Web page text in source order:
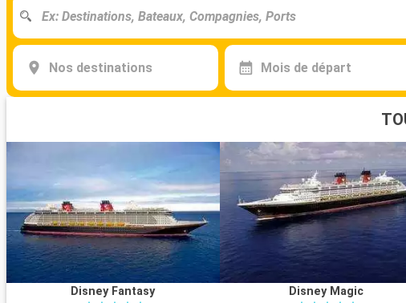
Nos destinations Mois de départ
Disney Fantasy Disney Magic